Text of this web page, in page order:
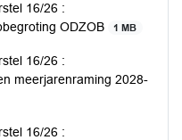
16/26 :
ODZOB
1 MB
16/26 :
meerjarenraming 2028-
16/26 :